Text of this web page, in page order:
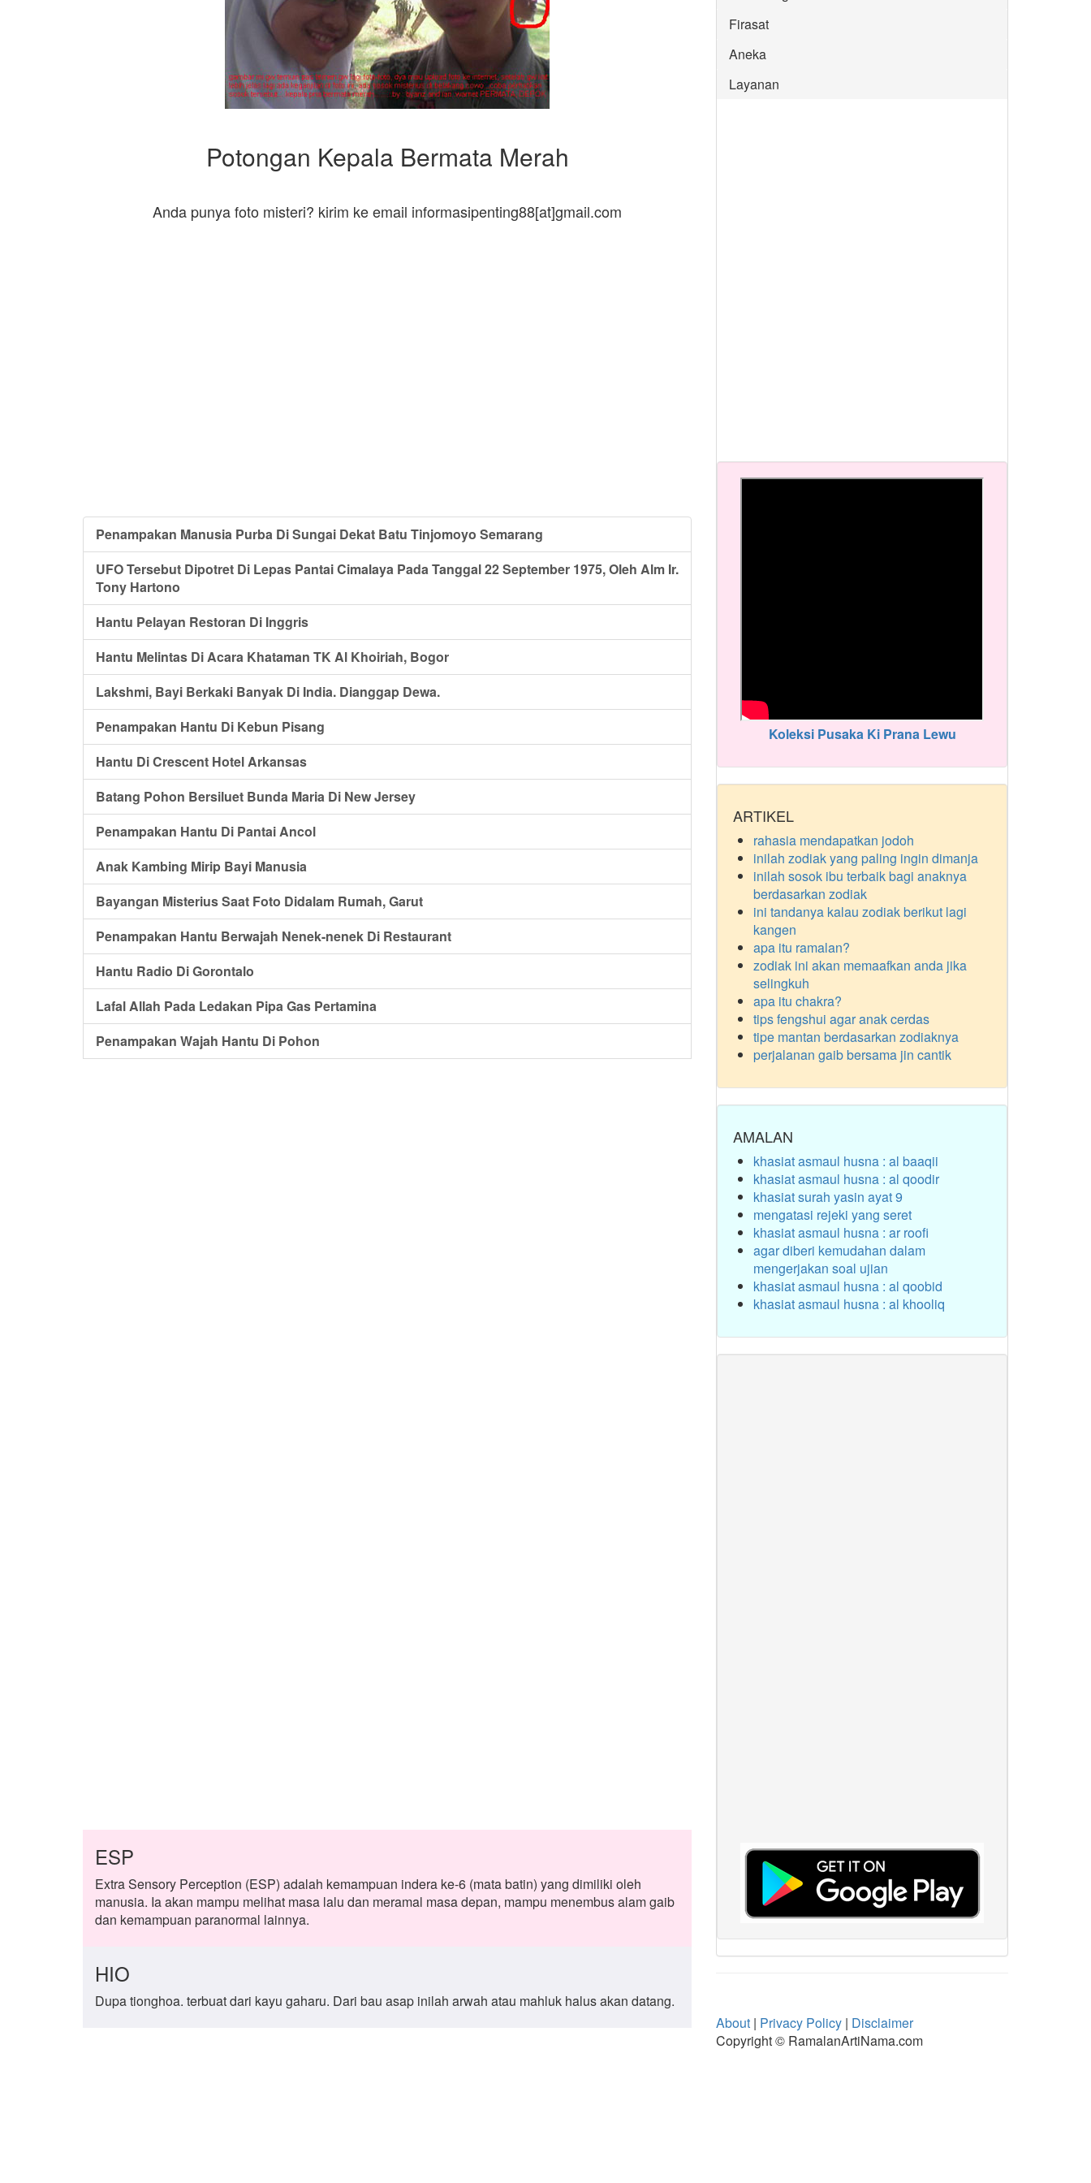
Potongan Kepala Bermata Merah
Anda punya foto misteri? kirim ke email informasipenting88[at]gmail.com
Penampakan Manusia Purba Di Sungai Dekat Batu Tinjomoyo Semarang
UFO Tersebut Dipotret Di Lepas Pantai Cimalaya Pada Tanggal 22 September 1975, Oleh Alm Ir.
Tony Hartono
Hantu Pelayan Restoran Di Inggris
Hantu Melintas Di Acara Khataman TK Al Khoiriah, Bogor
Lakshmi, Bayi Berkaki Banyak Di India. Dianggap Dewa.
Penampakan Hantu Di Kebun Pisang
Hantu Di Crescent Hotel Arkansas
Batang Pohon Bersiluet Bunda Maria Di New Jersey
Penampakan Hantu Di Pantai Ancol
Anak Kambing Mirip Bayi Manusia
Bayangan Misterius Saat Foto Didalam Rumah, Garut
Penampakan Hantu Berwajah Nenek-nenek Di Restaurant
Hantu Radio Di Gorontalo
Lafal Allah Pada Ledakan Pipa Gas Pertamina
Penampakan Wajah Hantu Di Pohon
ESP
Extra Sensory Perception (ESP) adalah kemampuan indera ke-6 (mata batin) yang dimiliki oleh
manusia. Ia akan mampu melihat masa lalu dan meramal masa depan, mampu menembus alam gaib
dan kemampuan paranormal lainnya.
HIO
Dupa tionghoa. terbuat dari kayu gaharu. Dari bau asap inilah arwah atau mahluk halus akan datang.
Firasat
Aneka
Layanan
Koleksi Pusaka Ki Prana Lewu
ARTIKEL
rahasia mendapatkan jodoh
inilah zodiak yang paling ingin dimanja
inilah sosok ibu terbaik bagi anaknya
berdasarkan zodiak
ini tandanya kalau zodiak berikut lagi
kangen
apa itu ramalan?
zodiak ini akan memaafkan anda jika
selingkuh
apa itu chakra?
tips fengshui agar anak cerdas
tipe mantan berdasarkan zodiaknya
perjalanan gaib bersama jin cantik
AMALAN
khasiat asmaul husna : al baaqii
khasiat asmaul husna : al qoodir
khasiat surah yasin ayat 9
mengatasi rejeki yang seret
khasiat asmaul husna : ar roofi
agar diberi kemudahan dalam
mengerjakan soal ujian
khasiat asmaul husna : al qoobid
khasiat asmaul husna : al khooliq
About | Privacy Policy | Disclaimer
Copyright © RamalanArtiNama.com